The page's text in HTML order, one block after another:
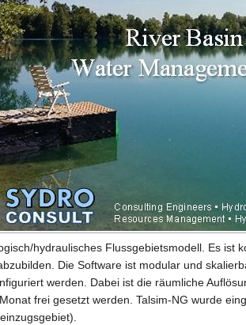
hydraulisches Flussgebietsmodell. Es ist
Die Software ist modular und
werden. Dabei ist die räumliche
frei gesetzt werden. Talsim-NG wurde